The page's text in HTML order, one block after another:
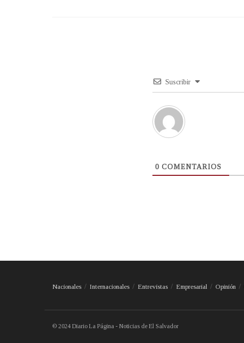
Suscribir
0 COMENTARIOS
Nacionales Internacionales Entrevistas Empresarial Opinión
© 2024 Diario La Página - Noticias de El Salvador